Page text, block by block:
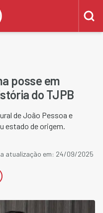
posse em
do TJPB
de João Pessoa e
estado de origem.
atualização em: 24/09/2025